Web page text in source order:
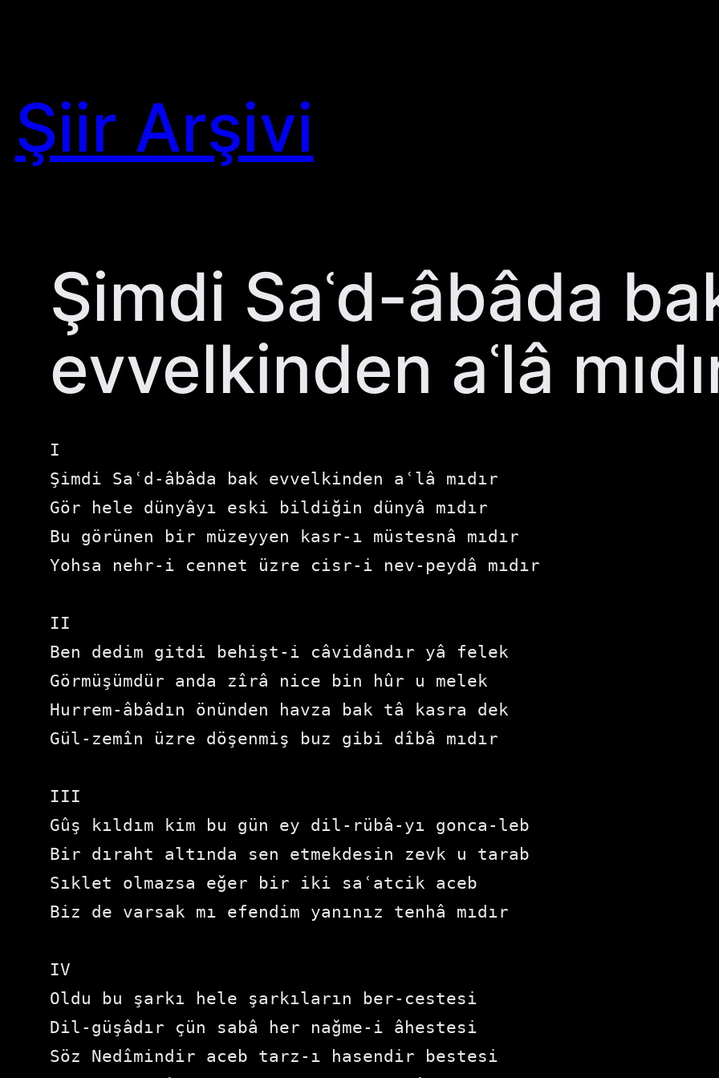
Şiir Arşivi
Şimdi Saʿd-âbâda
evvelkinden aʿlâ
I
Şimdi Saʿd-âbâda bak evvelkinden aʿlâ mıdır
Gör hele dünyâyı eski bildiğin dünyâ mıdır
Bu görünen bir müzeyyen kasr-ı müstesnâ mıdır
Yohsa nehr-i cennet üzre cisr-i nev-peydâ mıdır
II
Ben dedim gitdi behişt-i câvidândır yâ felek
Görmüşümdür anda zîrâ nice bin hûr u melek
Hurrem-âbâdın önünden havza bak tâ kasra dek
Gül-zemîn üzre döşenmiş buz gibi dîbâ mıdır
III
Gûş kıldım kim bu gün ey dil-rübâ-yı gonca-leb
Bir dıraht altında sen etmekdesin zevk u tarab
Sıklet olmazsa eğer bir iki saʿatcik aceb
Biz de varsak mı efendim yanınız tenhâ mıdır
IV
Oldu bu şarkı hele şarkıların ber-cestesi
Dil-güşâdır çün sabâ her nağme-i âhestesi
Söz Nedîmindir aceb tarz-ı hasendir bestesi